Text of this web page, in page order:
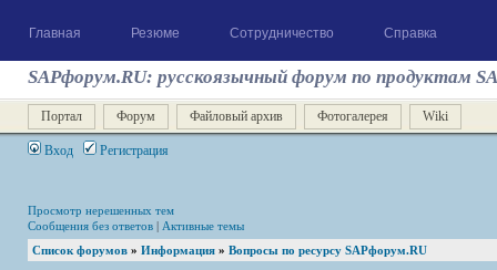
Главная Резюме Сотрудничество Справка
SAPфорум.RU: русскоязычный форум по продуктам
Портал Форум Файловый архив Фотогалерея Wiki
Вход Регистрация
Просмотр нерешенных тем
Сообщения без ответов | Активные темы
Список форумов » Информация » Вопросы по ресурсу SAPфорум.RU